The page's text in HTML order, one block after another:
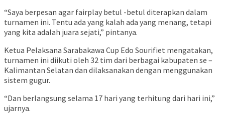
“Saya berpesan agar fairplay betul -betul diterapkan dalam
turnamen ini. Tentu ada yang kalah ada yang menang, tetapi
yang kita adalah juara sejati,” pintanya.
Ketua Pelaksana Sarabakawa Cup Edo Sourifiet mengatakan,
turnamen ini diikuti oleh 32 tim dari berbagai kabupaten se –
Kalimantan Selatan dan dilaksanakan dengan menggunakan
sistem gugur.
“Dan berlangsung selama 17 hari yang terhitung dari hari ini,”
ujarnya.